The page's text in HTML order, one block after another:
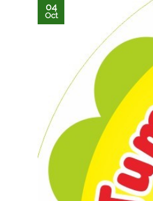
04
Oct